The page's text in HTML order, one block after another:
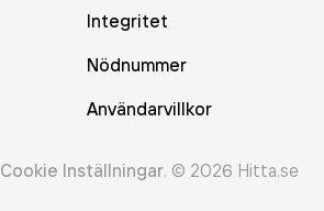
Integritet
Nödnummer
Användarvillkor
Cookie Inställningar. © 2026 Hitta.se